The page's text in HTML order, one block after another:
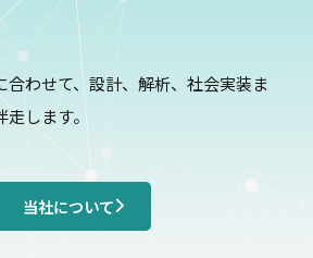
合わせて、設計、解析、社会実装ま
走します。
当社について